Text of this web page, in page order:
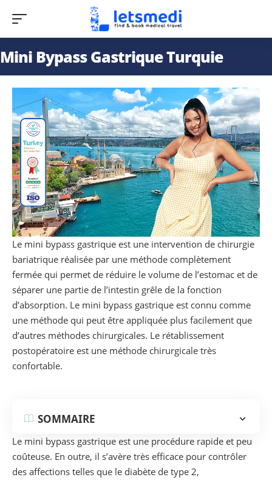
Mini Bypass Gastrique Turquie
Le mini bypass gastrique est une intervention de chirurgie
bariatrique réalisée par une méthode complètement
fermée qui permet de réduire le volume de l’estomac et de
séparer une partie de l’intestin grêle de la fonction
d’absorption. Le mini bypass gastrique est connu comme
une méthode qui peut être appliquée plus facilement que
d’autres méthodes chirurgicales. Le rétablissement
postopératoire est une méthode chirurgicale très
confortable.
SOMMAIRE
Le mini bypass gastrique est une procédure rapide et peu
coûteuse. En outre, il s’avère très efficace pour contrôler
des affections telles que le diabète de type 2,